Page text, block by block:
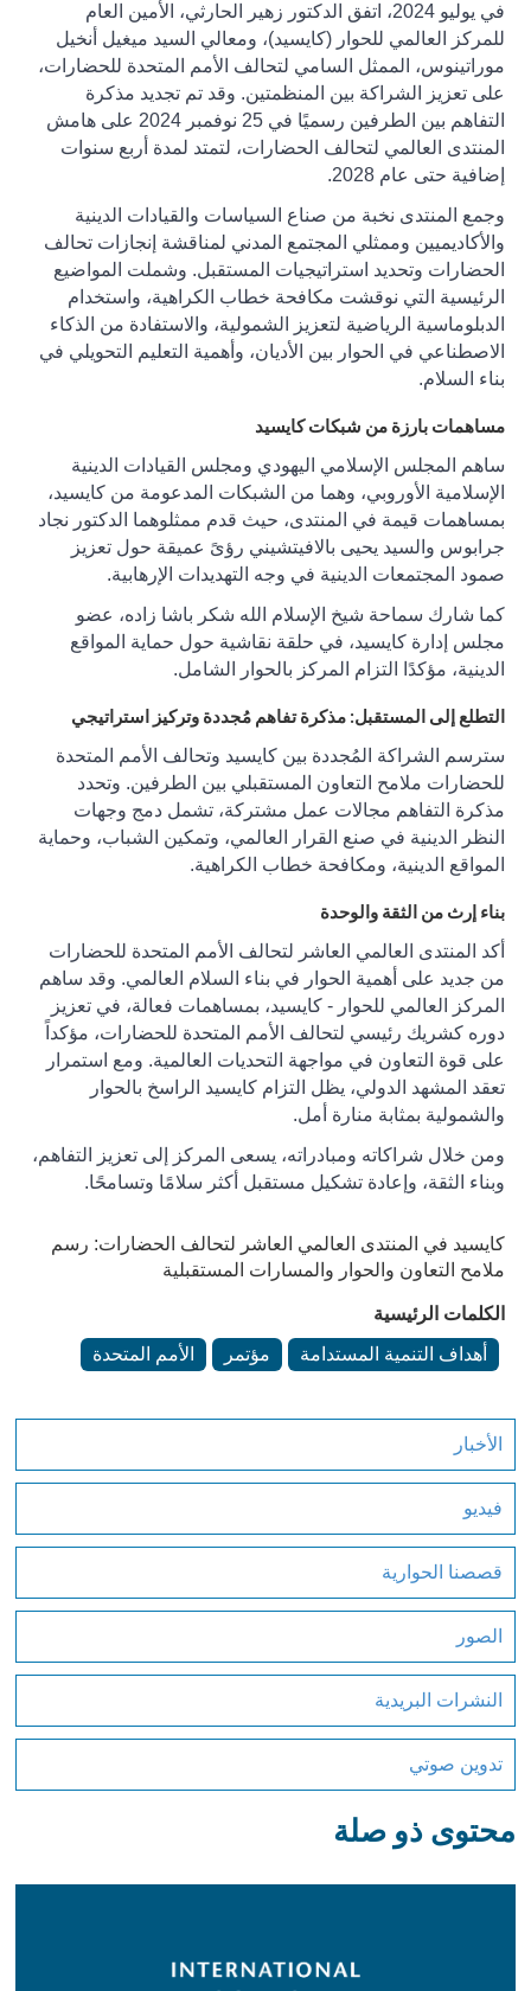
في يوليو 2024، اتفق الدكتور زهير الحارثي، الأمين العام
للمركز العالمي للحوار (كايسيد)، ومعالي السيد ميغيل أنخيل
موراتينوس، الممثل السامي لتحالف الأمم المتحدة للحضارات،
على تعزيز الشراكة بين المنظمتين. وقد تم تجديد مذكرة
التفاهم بين الطرفين رسميًا في 25 نوفمبر 2024 على هامش
المنتدى العالمي لتحالف الحضارات، لتمتد لمدة أربع سنوات
إضافية حتى عام 2028
.
وجمع المنتدى نخبة من صناع السياسات والقيادات الدينية
والأكاديميين وممثلي المجتمع المدني لمناقشة إنجازات تحالف
الحضارات وتحديد استراتيجيات المستقبل. وشملت المواضيع
الرئيسية التي نوقشت مكافحة خطاب الكراهية، واستخدام
الدبلوماسية الرياضية لتعزيز الشمولية، والاستفادة من الذكاء
الاصطناعي في الحوار بين الأديان، وأهمية التعليم التحويلي في
بناء السلام.
مساهمات بارزة من شبكات كايسيد
ساهم المجلس الإسلامي اليهودي ومجلس القيادات الدينية
الإسلامية الأوروبي، وهما من الشبكات المدعومة من كايسيد،
بمساهمات قيمة في المنتدى، حيث قدم ممثلوهما الدكتور نجاد
جرابوس والسيد يحيى بالافيتشيني رؤىً عميقة حول تعزيز
صمود المجتمعات الدينية في وجه التهديدات الإرهابية.
كما شارك سماحة شيخ الإسلام الله شكر باشا زاده، عضو
مجلس إدارة كايسيد، في حلقة نقاشية حول حماية المواقع
الدينية، مؤكدًا التزام المركز بالحوار الشامل.
التطلع إلى المستقبل: مذكرة تفاهم مُجددة وتركيز استراتيجي
سترسم الشراكة المُجددة بين كايسيد وتحالف الأمم المتحدة
للحضارات ملامح التعاون المستقبلي بين الطرفين. وتحدد
مذكرة التفاهم مجالات عمل مشتركة، تشمل دمج وجهات
النظر الدينية في صنع القرار العالمي، وتمكين الشباب، وحماية
المواقع الدينية، ومكافحة خطاب الكراهية.
بناء إرث من الثقة والوحدة
أكد المنتدى العالمي العاشر لتحالف الأمم المتحدة للحضارات
من جديد على أهمية الحوار في بناء السلام العالمي. وقد ساهم
المركز العالمي للحوار - كايسيد، بمساهمات فعالة، في تعزيز
دوره كشريك رئيسي لتحالف الأمم المتحدة للحضارات، مؤكداً
على قوة التعاون في مواجهة التحديات العالمية. ومع استمرار
تعقد المشهد الدولي، يظل التزام كايسيد الراسخ بالحوار
والشمولية بمثابة منارة أمل.
ومن خلال شراكاته ومبادراته، يسعى المركز إلى تعزيز التفاهم،
وبناء الثقة، وإعادة تشكيل مستقبل أكثر سلامًا وتسامحًا.
كايسيد في المنتدى العالمي العاشر لتحالف الحضارات: رسم
ملامح التعاون والحوار والمسارات المستقبلية
الكلمات الرئيسية
أهداف التنمية المستدامة
مؤتمر الأمم المتحدة
الأخبار
فيديو
قصصنا الحوارية
الصور
النشرات البريدية
تدوين صوتي
محتوى ذو صلة